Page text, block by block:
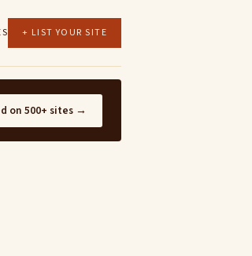
+ LIST YOUR SITE
on 500+ sites →